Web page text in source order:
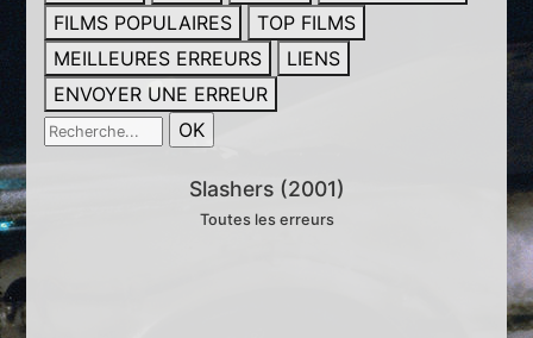
FILMS POPULAIRES
TOP FILMS
MEILLEURES ERREURS
LIENS
ENVOYER UNE ERREUR
Slashers (2001)
Toutes les erreurs